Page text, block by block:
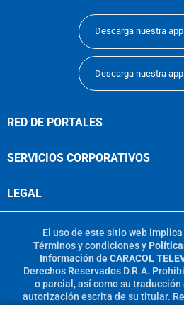
Descarga nuestra
Descarga nuestra
RED DE PORTALES
SERVICIOS CORPORATIVOS
LEGAL
El uso de este sitio web
Términos y condicionesy
Información de CARACOL
Derechos Reservados D.R.A.
o parcial, así como su
autorización escrita de su titular.